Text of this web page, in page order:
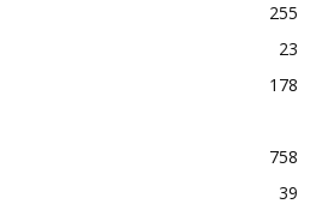
255
23
178
758
39